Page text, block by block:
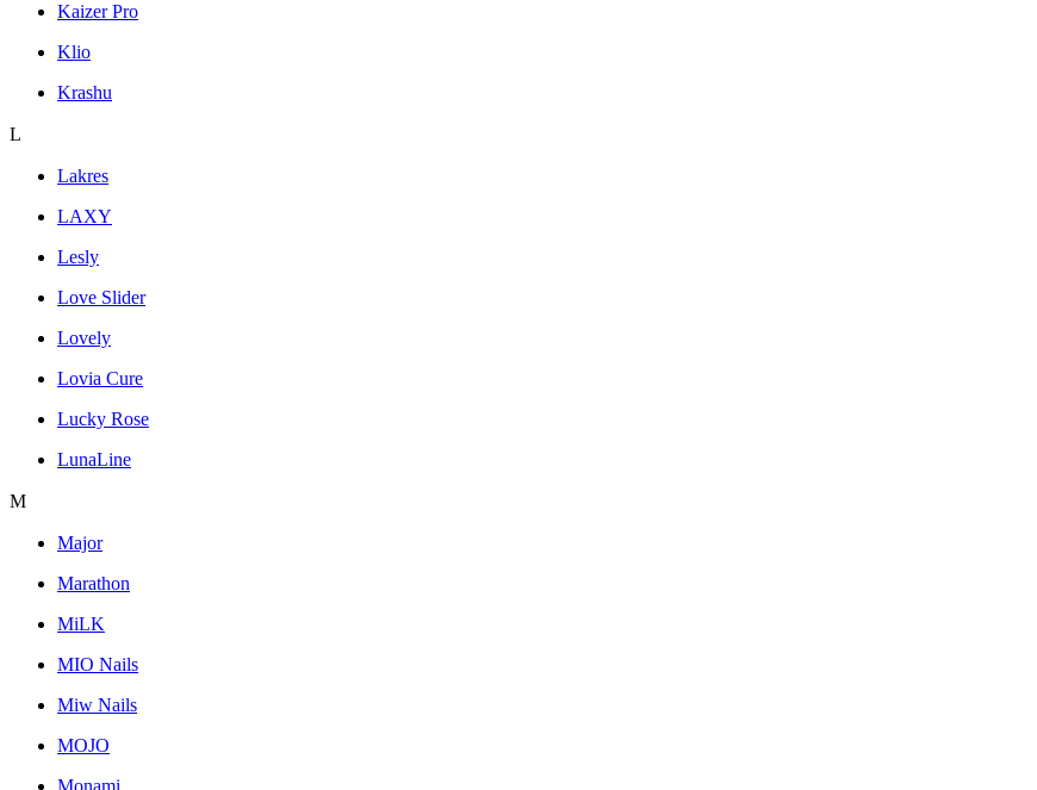
Kaizer Pro
Klio
Krashu
L
Lakres
LAXY
Lesly
Love Slider
Lovely
Lovia Cure
Lucky Rose
LunaLine
M
Major
Marathon
MiLK
MIO Nails
Miw Nails
MOJO
Monami